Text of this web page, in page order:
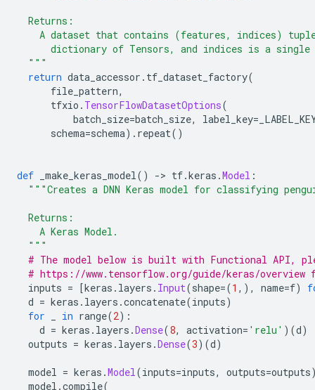
Returns:
A dataset that contains (features, indices) tuple
dictionary of Tensors, and indices is a single
"""
return data_accessor . tf_dataset_factory(
file_pattern,
tfxio . TensorFlowDatasetOptions(
batch_size=batch_size, label_key=
schema=schema). repeat()
def _make_keras_model() -> tf.keras .Model :
"""Creates a DNN Keras model for classifying
Returns:
A Keras Model.
"""
# The model below is built with Functional API,
# https://www.tensorflow.org/guide/keras/
inputs = [keras . layers . Input(shape=(1 ,), name=f)
d = keras . layers .concatenate(inputs)
for
in range(2):
d = keras . layers .Dense(8, activation= 'relu' )(d)
outputs = keras . layers .Dense(3)(d)
model = keras .Model(inputs=inputs, outputs=outputs
model .compile(